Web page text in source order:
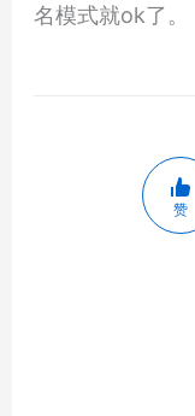
名模式就ok了。
赞